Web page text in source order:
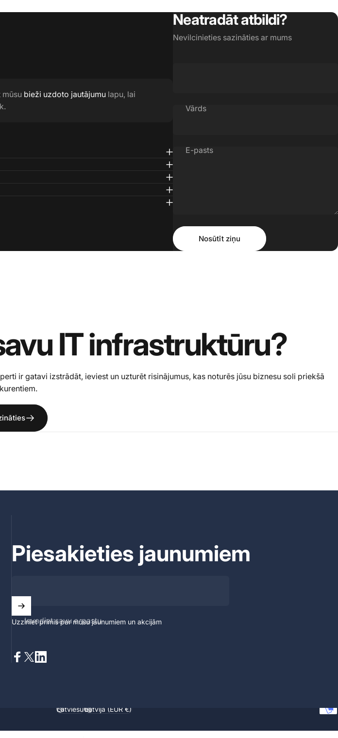
mūsu bieži uzdoto jautājumu lapu, lai
Neatradāt atbildi?
Nevilcinieties sazināties ar mums
Vārds
E-pasts
Ziņojums
Nosūtīt ziņu
Nosūtīt ziņu
ITinfrastruktūru?
ir gatavi izstrādāt, ieviest un uzturēt risinājumus, kas noturēs jūsu biznesu soli priekšā
Piesakieties jaunumiem
Ievadiet savu e-pastu
Uzziniet primis par mūsu jaunumiem un akcijām
Valoda
LatviešuValsts/reģions
Latvija (EUR €)